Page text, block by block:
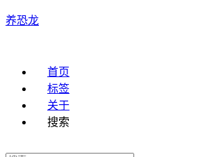
养恐龙
首页
标签
关于
搜索